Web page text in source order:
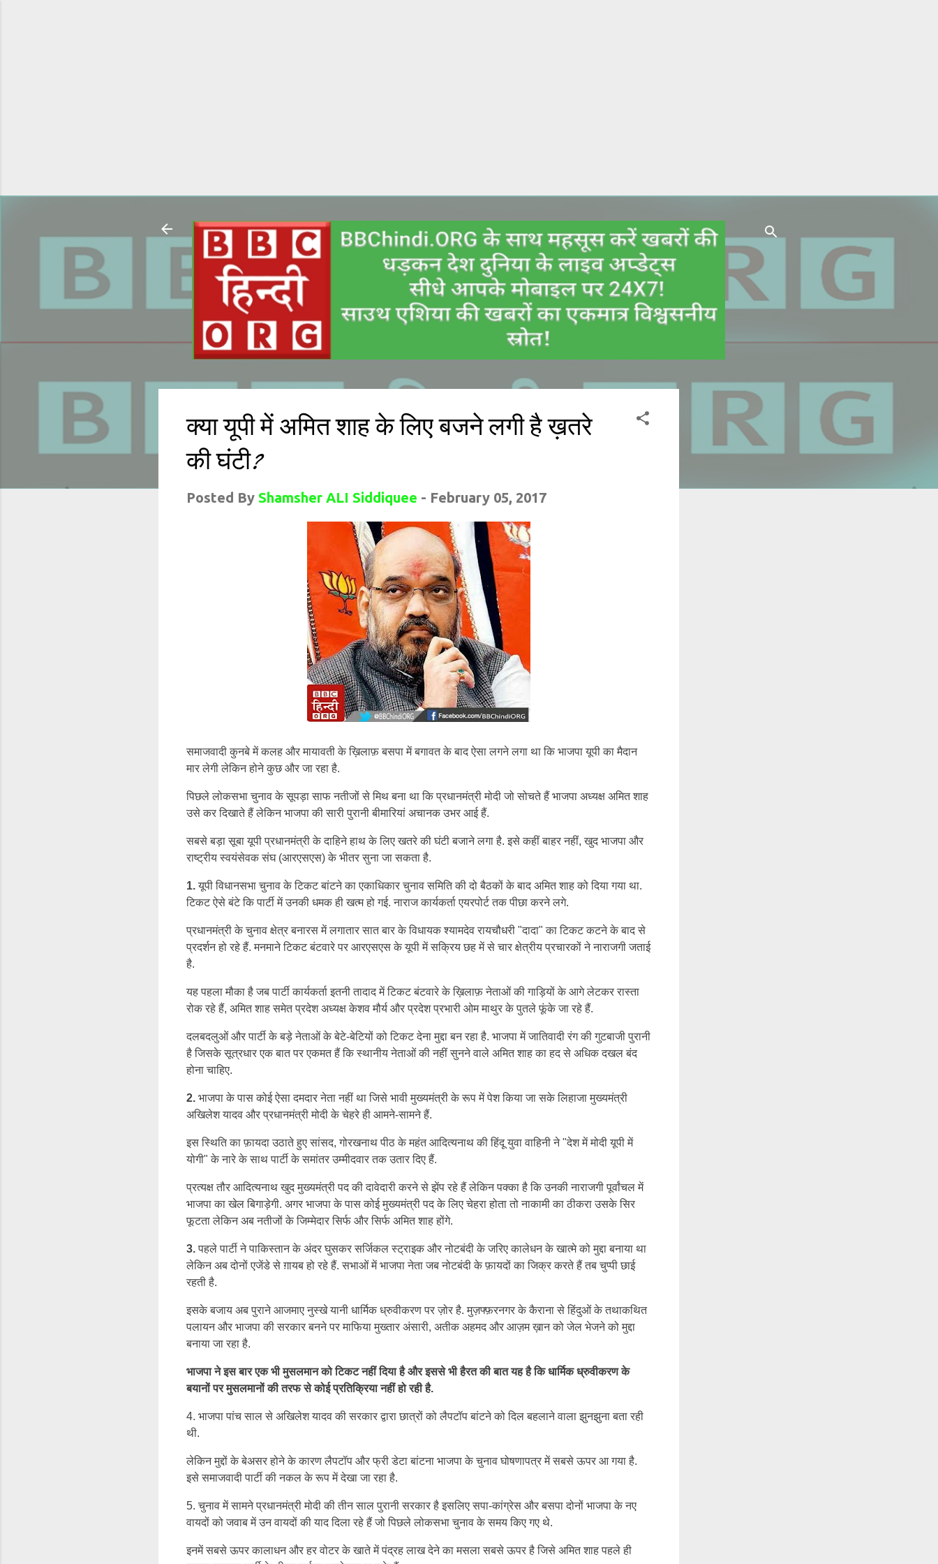
क्या यूपी में अमित शाह के लिए बजने लगी है ख़तरे
की घंटी?
Posted By Shamsher ALI Siddiquee - February 05, 2017
समाजवादी कुनबे में कलह और मायावती के ख़िलाफ़ बसपा में बगावत के बाद ऐसा लगने लगा था कि भाजपा यूपी का मैदान
मार लेगी लेकिन होने कुछ और जा रहा है.
पिछले लोकसभा चुनाव के सूपड़ा साफ नतीजों से मिथ बना था कि प्रधानमंत्री मोदी जो सोचते हैं भाजपा अध्यक्ष अमित शाह
उसे कर दिखाते हैं लेकिन भाजपा की सारी पुरानी बीमारियां अचानक उभर आई हैं.
सबसे बड़ा सूबा यूपी प्रधानमंत्री के दाहिने हाथ के लिए खतरे की घंटी बजाने लगा है. इसे कहीं बाहर नहीं, खुद भाजपा और
राष्ट्रीय स्वयंसेवक संघ (आरएसएस) के भीतर सुना जा सकता है.
1.यूपी विधानसभा चुनाव के टिकट बांटने का एकाधिकार चुनाव समिति की दो बैठकों के बाद अमित शाह को दिया गया था.
टिकट ऐसे बंटे कि पार्टी में उनकी धमक ही खत्म हो गई. नाराज कार्यकर्ता एयरपोर्ट तक पीछा करने लगे.
प्रधानमंत्री के चुनाव क्षेत्र बनारस में लगातार सात बार के विधायक श्यामदेव रायचौधरी "दादा" का टिकट कटने के बाद से
प्रदर्शन हो रहे हैं. मनमाने टिकट बंटवारे पर आरएसएस के यूपी में सक्रिय छह में से चार क्षेत्रीय प्रचारकों ने नाराजगी जताई
है.
यह पहला मौका है जब पार्टी कार्यकर्ता इतनी तादाद में टिकट बंटवारे के ख़िलाफ़ नेताओं की गाड़ियों के आगे लेटकर रास्ता
रोक रहे हैं, अमित शाह समेत प्रदेश अध्यक्ष केशव मौर्य और प्रदेश प्रभारी ओम माथुर के पुतले फूंके जा रहे हैं.
दलबदलुओं और पार्टी के बड़े नेताओं के बेटे-बेटियों को टिकट देना मुद्दा बन रहा है. भाजपा में जातिवादी रंग की गुटबाजी पुरानी
है जिसके सूत्रधार एक बात पर एकमत हैं कि स्थानीय नेताओं की नहीं सुनने वाले अमित शाह का हद से अधिक दखल बंद
होना चाहिए.
2. भाजपा के पास कोई ऐसा दमदार नेता नहीं था जिसे भावी मुख्यमंत्री के रूप में पेश किया जा सके लिहाजा मुख्यमंत्री
अखिलेश यादव और प्रधानमंत्री मोदी के चेहरे ही आमने-सामने हैं.
इस स्थिति का फ़ायदा उठाते हुए सांसद, गोरखनाथ पीठ के महंत आदित्यनाथ की हिंदू युवा वाहिनी ने "देश में मोदी यूपी में
योगी" के नारे के साथ पार्टी के समांतर उम्मीदवार तक उतार दिए हैं.
प्रत्यक्ष तौर आदित्यनाथ खुद मुख्यमंत्री पद की दावेदारी करने से झेंप रहे हैं लेकिन पक्का है कि उनकी नाराजगी पूर्वांचल में
भाजपा का खेल बिगाड़ेगी. अगर भाजपा के पास कोई मुख्यमंत्री पद के लिए चेहरा होता तो नाकामी का ठीकरा उसके सिर
फूटता लेकिन अब नतीजों के जिम्मेदार सिर्फ और सिर्फ अमित शाह होंगे.
3.पहले पार्टी ने पाकिस्तान के अंदर घुसकर सर्जिकल स्ट्राइक और नोटबंदी के जरिए कालेधन के खात्मे को मुद्दा बनाया था
लेकिन अब दोनों एजेंडे से ग़ायब हो रहे हैं. सभाओं में भाजपा नेता जब नोटबंदी के फ़ायदों का जिक्र करते हैं तब चुप्पी छाई
रहती है.
इसके बजाय अब पुराने आजमाए नुस्खे यानी धार्मिक ध्रुवीकरण पर ज़ोर है. मुज़फ्फ़रनगर के कैराना से हिंदुओं के तथाकथित
पलायन और भाजपा की सरकार बनने पर माफिया मुख्तार अंसारी, अतीक अहमद और आज़म ख़ान को जेल भेजने को मुद्दा
बनाया जा रहा है.
भाजपा ने इस बार एक भी मुसलमान को टिकट नहीं दिया है और इससे भी हैरत की बात यह है कि धार्मिक ध्रुवीकरण के
बयानों पर मुसलमानों की तरफ से कोई प्रतिक्रिया नहीं हो रही है.
4. भाजपा पांच साल से अखिलेश यादव की सरकार द्वारा छात्रों को लैपटॉप बांटने को दिल बहलाने वाला झुनझुना बता रही
थी.
लेकिन मुद्दों के बेअसर होने के कारण लैपटॉप और फ्री डेटा बांटना भाजपा के चुनाव घोषणापत्र में सबसे ऊपर आ गया है.
इसे समाजवादी पार्टी की नकल के रूप में देखा जा रहा है.
5. चुनाव में सामने प्रधानमंत्री मोदी की तीन साल पुरानी सरकार है इसलिए सपा-कांग्रेस और बसपा दोनों भाजपा के नए
वायदों को जवाब में उन वायदों की याद दिला रहे हैं जो पिछले लोकसभा चुनाव के समय किए गए थे.
इनमें सबसे ऊपर कालाधन और हर वोटर के खाते में पंद्रह लाख देने का मसला सबसे ऊपर है जिसे अमित शाह पहले ही